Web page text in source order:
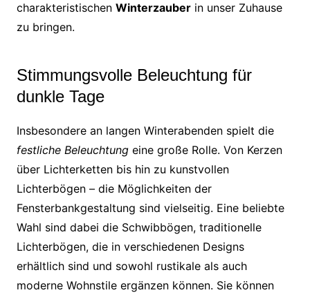
charakteristischen Winterzauberin unser Zuhause
zu bringen.
Stimmungsvolle Beleuchtung für
dunkle Tage
Insbesondere an langen Winterabenden spielt die
festliche Beleuchtungeine große Rolle. Von Kerzen
über Lichterketten bis hin zu kunstvollen
Lichterbögen – die Möglichkeiten der
Fensterbankgestaltung sind vielseitig. Eine beliebte
Wahl sind dabei die Schwibbögen, traditionelle
Lichterbögen, die in verschiedenen Designs
erhältlich sind und sowohl rustikale als auch
moderne Wohnstile ergänzen können. Sie können